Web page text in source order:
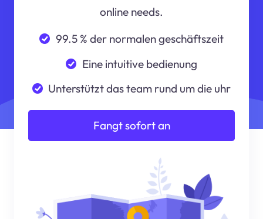
online needs.
99.5 % der normalen geschäftszeit
Eine intuitive bedienung
Unterstützt das team rund um die uhr
Fangt sofort an